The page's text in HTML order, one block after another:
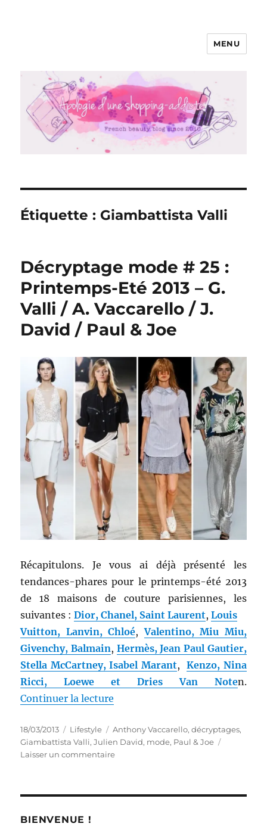
Apologie d'une Shopping-addicte
MENU
Étiquette : Giambattista Valli
Décryptage mode # 25 :
Printemps-Eté 2013 – G.
Valli / A. Vaccarello / J.
David / Paul & Joe
Récapitulons. Je vous ai déjà présenté les
tendances-phares pour le printemps-été 2013
de 18 maisons de couture parisiennes, les
suivantes :Dior, Chanel, Saint Laurent,Louis
Vuitton, Lanvin, Chloé,Valentino, Miu Miu,
Givenchy, Balmain, Hermès, Jean Paul Gautier,
Stella McCartney, Isabel Marant,
Kenzo, Nina
Ricci, Loewe et Dries Van Noten.
Continuer la lecture
Publié
le
18/03/2013 Catégories
Lifestyle Étiquettes
Anthony Vaccarello,décryptages,
Giambattista Valli,Julien David, mode, Paul & Joe
Laisser un commentairesur
BIENVENUE !